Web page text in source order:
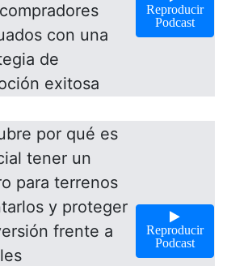
con una
de
exitosa
Reproducir
Podcast
por qué es
tener un
para terrenos
y proteger
frente a
Reproducir
Podcast